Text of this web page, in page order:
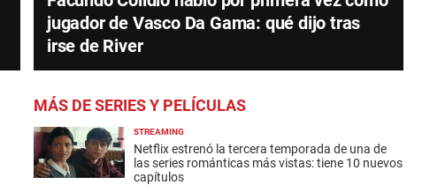
jugador de Vasco Da Gama: qué dijo tras
irse de River
MÁS DE SERIES Y PELÍCULAS
STREAMING
Netflix estrenó la tercera temporada de una de
las series románticas más vistas: tiene 10 nuevos
capítulos